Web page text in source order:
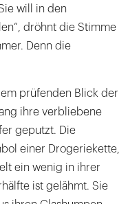
will in den
dröhnt die Stimme
Denn die
prüfenden Blick der
ihre verbliebene
geputzt. Die
einer Drogeriekette,
ein wenig in ihrer
ist gelähmt. Sie